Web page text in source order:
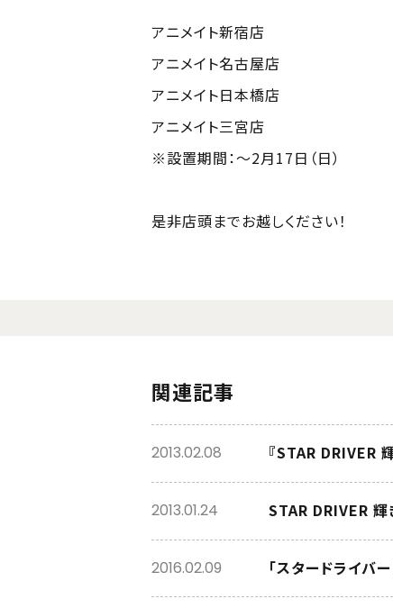
アニメイト新宿店
アニメイト名古屋店
アニメイト日本橋店
アニメイト三宮店
※設置期間：～2月17日（日）
是非店頭までお越しください！
関連記事
『STAR
2013.02.08
STAR DRIVER
2013.01.24
「スタードライバ
2016.02.09